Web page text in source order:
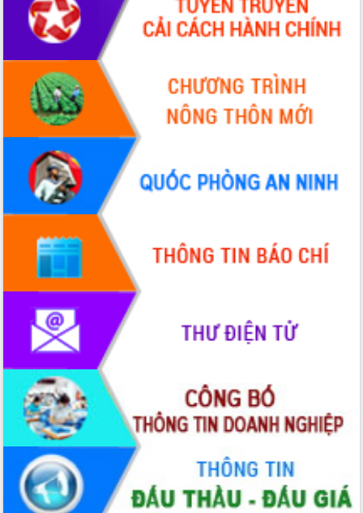
Khơi thông điểm nghẽn, đẩy nhanh
giải ngân vốn khắc phục thiên tai
HĐND tỉnh thông qua điều chỉnh Quy
hoạch tỉnh thời kỳ 2021-2030
Hội thảo góp ý hồ sơ điều chỉnh quy
hoạch tỉnh Đắk Lắk thời kỳ 2021-2030,
tầm nhìn đến năm 2050
Nâng cao hiệu quả hoạt động của các
doanh nghiệp nhà nước
Hội nghị triển khai kết nối mạng
truyền số liệu chuyên dùng phục vụ cơ
quan Đảng, Nhà nước
Lễ phát động chuỗi hoạt động chung
tay làm sạch môi trường
Xã Ea Kar bước chuyển mình trong
công tác cải cách hành chính mô hình
mới
UBND tỉnh họp báo định kỳ tháng 4
năm 2026
Hội thảo khoa học “Giải pháp thúc đẩy
phát triển nền kinh tế xanh tại tỉnh
Đắk Lắk”
Tăng cường giám sát, đôn đốc thực
hiện nhiệm vụ quản lý tài sản công
hàng tuần
Tháo gỡ những vướng mắc, đẩy mạnh
công tác cải cách thủ tục hành chính
tại Trung tâm Phục vụ hành chính
công tỉnh